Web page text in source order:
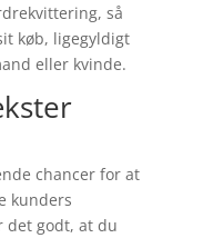
så
køb, ligegyldigt
eller kvinde.
chancer for at
kunders
det godt, at du